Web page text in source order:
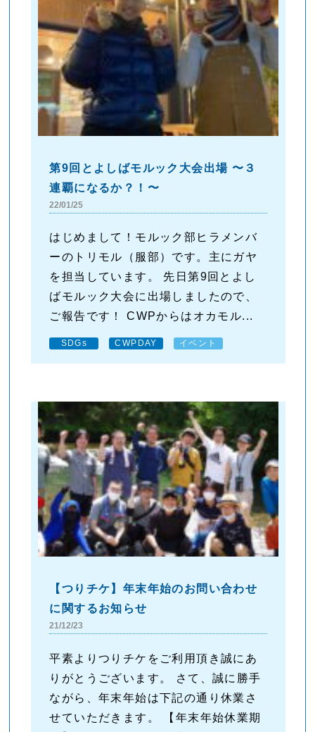
第9回とよしばモルック大会出場 〜３
連覇になるか？！〜
22/01/25
はじめまして！モルック部ヒラメンバ
ーのトリモル（服部）です。主にガヤ
を担当しています。 先日第9回とよし
ばモルック大会に出場しましたので、
ご報告です！ CWPからはオカモル...
SDGs CWPDAY イベント
【つりチケ】年末年始のお問い合わせ
に関するお知らせ
21/12/23
平素よりつりチケをご利用頂き誠にあ
りがとうございます。 さて、誠に勝手
ながら、年末年始は下記の通り休業さ
せていただきます。 【年末年始休業期